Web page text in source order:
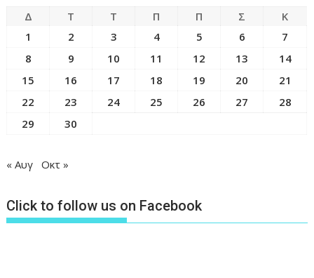
Δ Τ Τ Π Π Σ
Κ
1
2 3 4 5 6
7
8
9 10 11 12 13
14
15
16 17 18 19 20
21
22
23 24 25 26 27
28
29
30
« Αυγ Οκτ »
Click to follow us on Facebook